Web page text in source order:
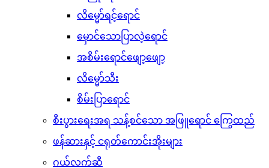
လိမ္မော်ရင့်ရောင်
မှောင်သောပြာလဲ့ရောင်
အစိမ်းရောင်ဖျော့ဖျော့
လိမ္မော်သီး
စိမ်းပြာရောင်
စီးပွားရေးအရ သန့်စင်သော အဖြူရောင် ကြွေထည်
ဖန်ဆားနှင့် ငရုတ်ကောင်းအိုးများ
ဂယ်လက်ဆီ